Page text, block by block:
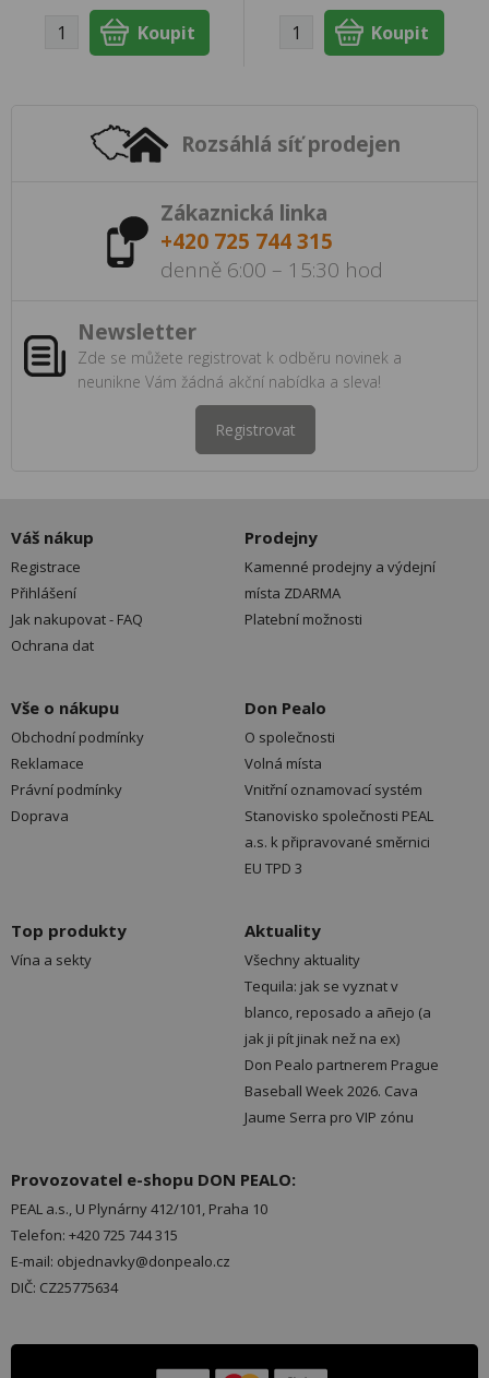
Rozsáhlá síť prodejen
Zákaznická linka
+420 725 744 315
denně 6:00 – 15:30 hod
Newsletter
Zde se můžete registrovat k odběru novinek a
neunikne Vám žádná akční nabídka a sleva!
Registrovat
Váš nákup
Registrace
Přihlášení
Jak nakupovat - FAQ
Ochrana dat
Prodejny
Kamenné prodejny a výdejní
místa ZDARMA
Platební možnosti
Vše o nákupu
Obchodní podmínky
Reklamace
Právní podmínky
Doprava
Don Pealo
O společnosti
Volná místa
Vnitřní oznamovací systém
Stanovisko společnosti PEAL
a.s. k připravované směrnici
EU TPD 3
Top produkty
Vína a sekty
Aktuality
Všechny aktuality
Tequila: jak se vyznat v
blanco, reposado a añejo (a
jak ji pít jinak než na ex)
Don Pealo partnerem Prague
Baseball Week 2026. Cava
Jaume Serra pro VIP zónu
Provozovatel e-shopu DON PEALO:
PEAL a.s., U Plynárny 412/101, Praha 10
Telefon: +420 725 744 315
E-mail: objednavky@donpealo.cz
DIČ: CZ25775634